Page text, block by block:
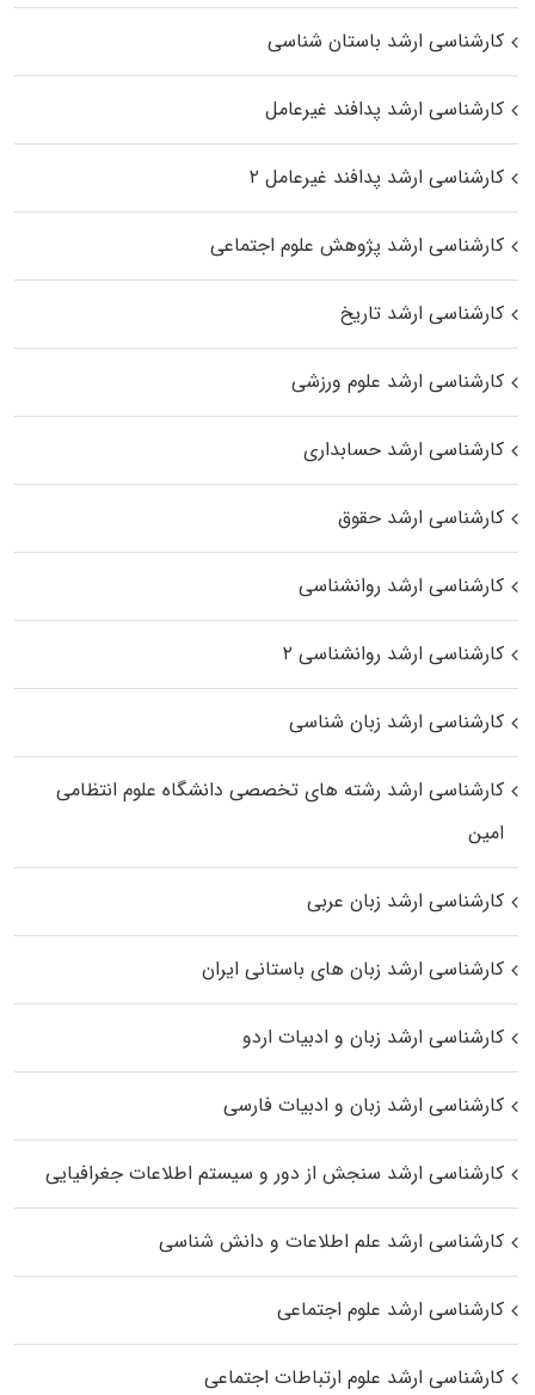
کارشناسی ارشد باستان شناسی
کارشناسی ارشد پدافند غیرعامل
کارشناسی ارشد پدافند غیرعامل ۲
کارشناسی ارشد پژوهش علوم اجتماعی
کارشناسی ارشد تاریخ
کارشناسی ارشد علوم ورزشی
کارشناسی ارشد حسابداری
کارشناسی ارشد حقوق
کارشناسی ارشد روانشناسی
کارشناسی ارشد روانشناسی ۲
کارشناسی ارشد زبان شناسی
کارشناسی ارشد رﺷﺘﻪ ﻫﺎی تخصصی داﻧﺸﮕﺎه ﻋﻠﻮم انتظامی
اﻣﻴﻦ
کارشناسی ارشد زبان عربی
کارشناسی ارشد زبان‌ های باستانی ایران
کارشناسی ارشد زبان و ادبیات اردو
کارشناسی ارشد زبان و ادبیات فارسی
کارشناسی ارشد سنجش از دور و سیستم اطلاعات جغرافیایی
کارشناسی ارشد علم اطلاعات و دانش شناسی
کارشناسی ارشد علوم اجتماعی
کارشناسی ارشد علوم ارتباطات اجتماعی